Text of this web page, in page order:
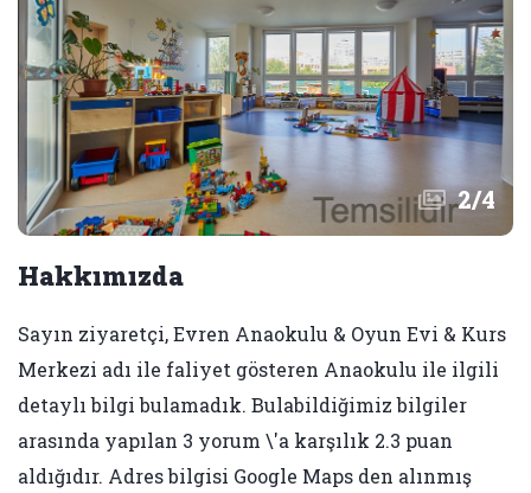
2/4
Hakkımızda
Sayın ziyaretçi, Evren Anaokulu & Oyun Evi & Kurs
Merkezi adı ile faliyet gösteren Anaokulu ile ilgili
detaylı bilgi bulamadık. Bulabildiğimiz bilgiler
arasında yapılan 3 yorum \'a karşılık 2.3 puan
aldığıdır. Adres bilgisi Google Maps den alınmış